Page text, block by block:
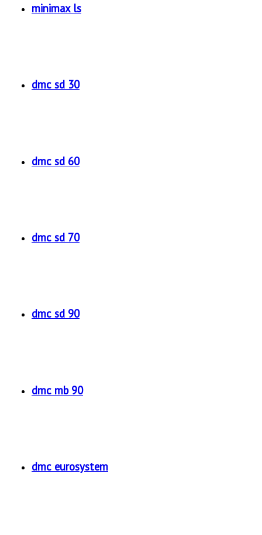
minimax ls
dmc sd 30
dmc sd 60
dmc sd 70
dmc sd 90
dmc mb 90
dmc eurosystem